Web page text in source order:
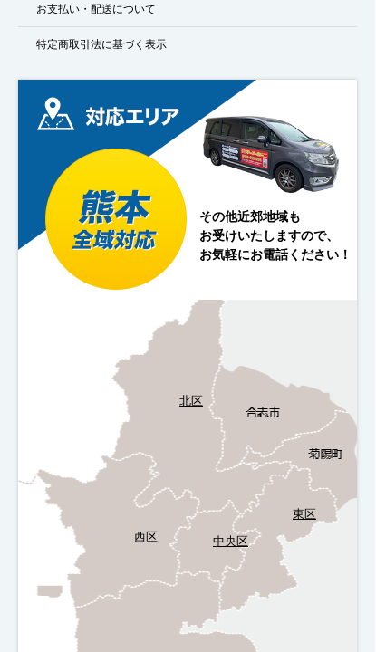
お支払い・配送について
特定商取引法に基づく表示
その他近郊地域も
お受けいたしますので、
お気軽にお電話ください！
北区
東区
中央区
西区